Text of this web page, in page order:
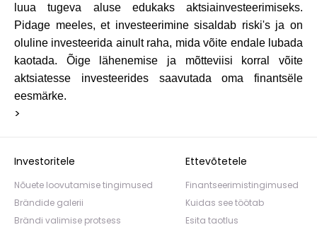
luua tugeva aluse edukaks aktsiainvesteerimiseks.
Pidage meeles, et investeerimine sisaldab riski's ja on
oluline investeerida ainult raha, mida võite endale lubada
kaotada. Õige lähenemise ja mõtteviisi korral võite
aktsiatesse investeerides saavutada oma finantsële
eesmärke.
>
Investoritele
Nõuete loovutamise tingimused
Brändide galerii
Brändi valimise protsess
Ettevõtetele
Finantseerimistingimused
Kuidas see töötab
Esita taotlus